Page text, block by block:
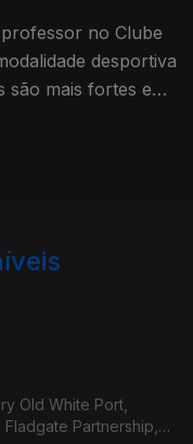
no Clube
desportiva
são mais fortes e
Old White Port,
Partnership,